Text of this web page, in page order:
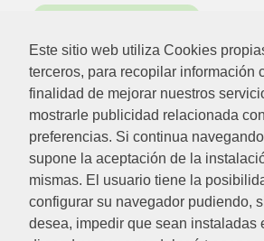
Este sitio web utiliza Cookies
terceros, para recopilar información
finalidad de mejorar nuestros
mostrarle publicidad relacionada
preferencias. Si continua
supone la aceptación de la
mismas. El usuario tiene la
configurar su navegador pudiendo,
desea, impedir que sean instaladas
225.79€